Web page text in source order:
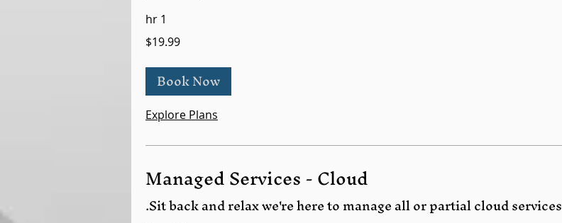
1 hr
$19.99
Book Now
Explore Plans
Managed Services - Cloud
Sit back and relax we're here to manage all or partial cloud services.